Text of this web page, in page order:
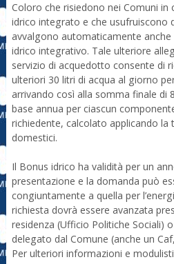
Coloro che risiedono nei Comuni in
idrico integrato e che usufruiscono
avvalgono automaticamente anche
idrico integrativo. Tale ulteriore
servizio di acquedotto consente di
ulteriori 30 litri di acqua al giorno
arrivando così alla somma finale di
base annua per ciascun
richiedente, calcolato applicando la
domestici.
Il Bonus idrico ha validità per un
presentazione e la domanda può
congiuntamente a quella per
richiesta dovrà essere avanzata
residenza (Ufficio Politiche Sociali)
delegato dal Comune (anche un
Per ulteriori informazioni e